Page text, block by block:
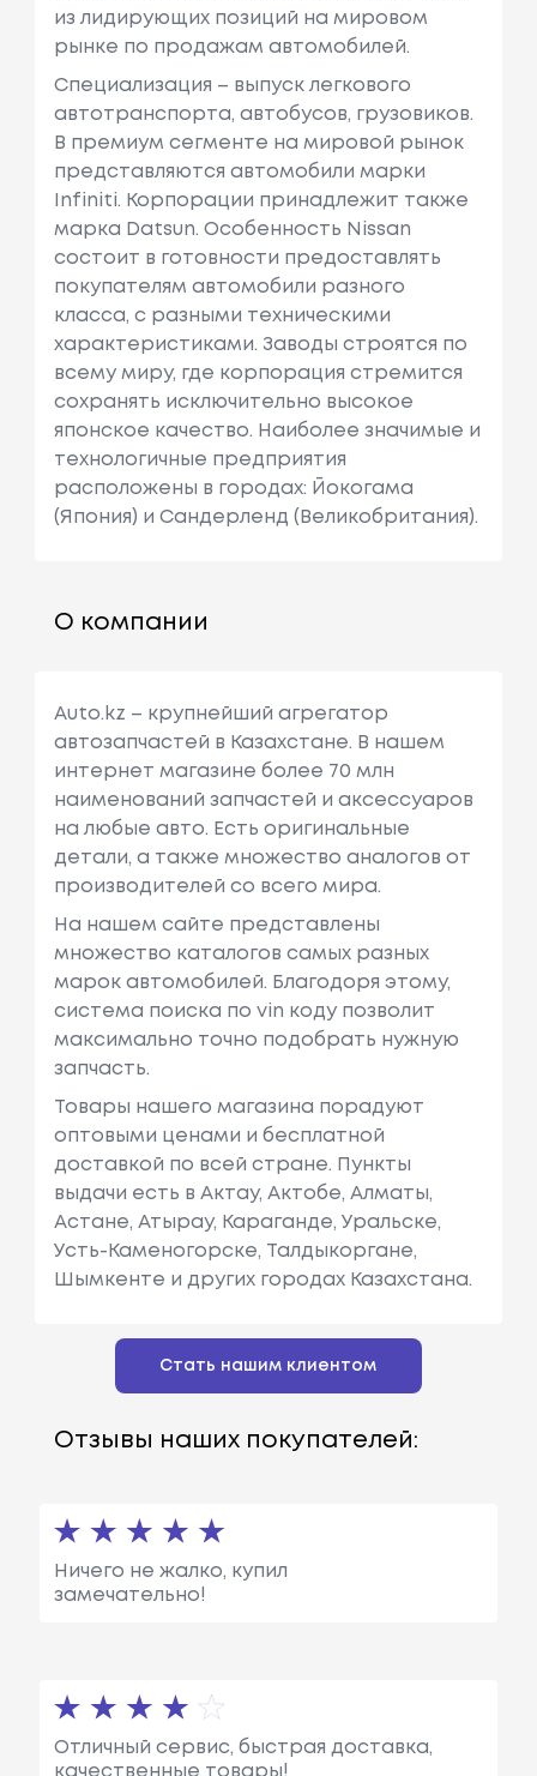
из лидирующих позиций на мировом
рынке по продажам автомобилей.
Специализация – выпуск легкового
автотранспорта, автобусов, грузовиков.
В премиум сегменте на мировой рынок
представляются автомобили марки
Infiniti. Корпорации принадлежит также
марка Datsun. Особенность Nissan
состоит в готовности предоставлять
покупателям автомобили разного
класса, с разными техническими
характеристиками. Заводы строятся по
всему миру, где корпорация стремится
сохранять исключительно высокое
японское качество. Наиболее значимые и
технологичные предприятия
расположены в городах: Йокогама
(Япония) и Сандерленд (Великобритания).
О компании
Auto.kz – крупнейший агрегатор
автозапчастей в Казахстане. В нашем
интернет магазине более 70 млн
наименований запчастей и аксессуаров
на любые авто. Есть оригинальные
детали, а также множество аналогов от
производителей со всего мира.
На нашем сайте представлены
множество каталогов самых разных
марок автомобилей. Благодоря этому,
система поиска по vin коду позволит
максимально точно подобрать нужную
запчасть.
Товары нашего магазина порадуют
оптовыми ценами и бесплатной
доставкой по всей стране. Пункты
выдачи есть в Актау, Актобе, Алматы,
Астане, Атырау, Караганде, Уральске,
Усть-Каменогорске, Талдыкоргане,
Шымкенте и других городах Казахстана.
Стать нашим клиентом
Отзывы наших покупателей:
Ничего не жалко, купил
замечательно!
Отличный сервис, быстрая доставка,
качественные товары!